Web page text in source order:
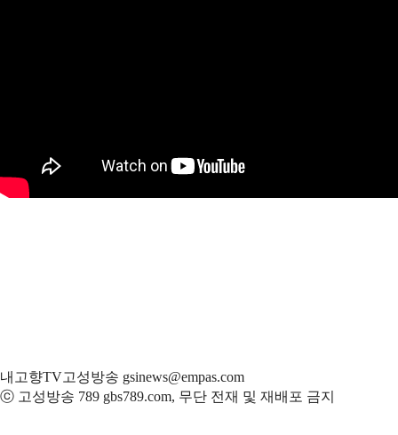
내고향TV고성방송 gsinews@empas.com
ⓒ 고성방송 789 gbs789.com, 무단 전재 및 재배포 금지